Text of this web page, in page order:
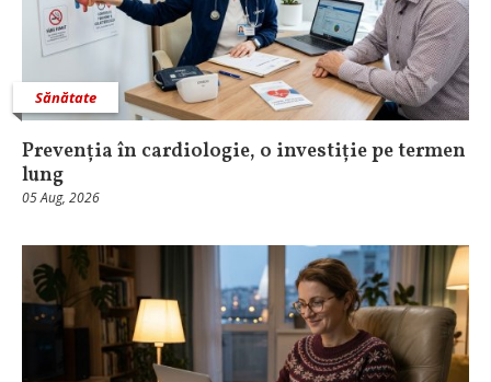
Sănătate
Prevenția în cardiologie, o investiție pe termen
lung
05 Aug, 2026